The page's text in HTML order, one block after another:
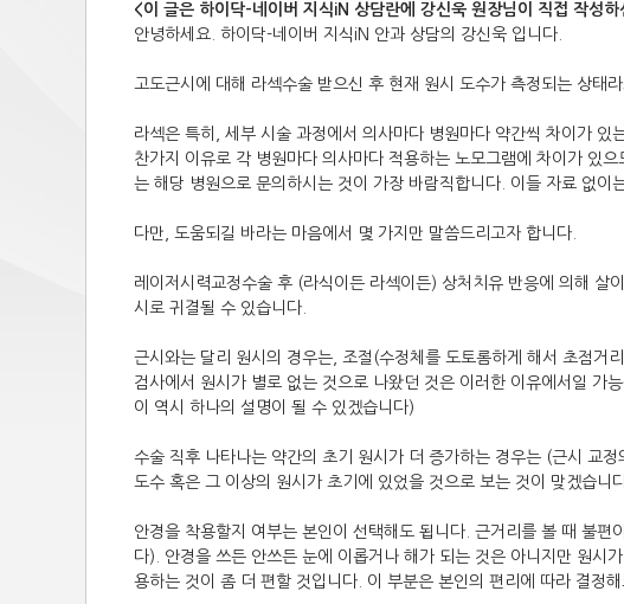
<이 글은 하이닥-네이버 지식iN 상담란에 강신욱 원장님이 직접 작성하
안녕하세요. 하이닥-네이버 지식iN 안과 상담의 강신욱 입니다.
고도근시에 대해 라섹수술 받으신 후 현재 원시 도수가 측정되는 상태
라섹은 특히, 세부 시술 과정에서 의사마다 병원마다 약간씩 차이가
찬가지 이유로 각 병원마다 의사마다 적용하는 노모그램에 차이가 있
는 해당 병원으로 문의하시는 것이 가장 바람직합니다. 이들 자료 없이
다만, 도움되길 바라는 마음에서 몇 가지만 말씀드리고자 합니다.
레이저시력교정수술 후 (라식이든 라섹이든) 상처치유 반응에 의해 살
시로 귀결될 수 있습니다.
근시와는 달리 원시의 경우는, 조절(수정체를 도토롬하게 해서 초점거
검사에서 원시가 별로 없는 것으로 나왔던 것은 이러한 이유에서일 가
이 역시 하나의 설명이 될 수 있겠습니다)
수술 직후 나타나는 약간의 초기 원시가 더 증가하는 경우는 (근시 교
도수 혹은 그 이상의 원시가 초기에 있었을 것으로 보는 것이 맞겠습니
안경을 착용할지 여부는 본인이 선택해도 됩니다. 근거리를 볼 때 불
다). 안경을 쓰든 안쓰든 눈에 이롭거나 해가 되는 것은 아니지만 원시
용하는 것이 좀 더 편할 것입니다. 이 부분은 본인의 편리에 따라 결정해